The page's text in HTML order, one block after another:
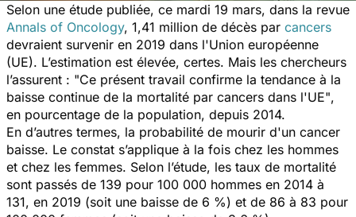
Selon une étude publiée, ce mardi 19 mars, dans la revue
Annals of Oncology, 1,41 million de décès par cancers
devraient survenir en 2019 dans l'Union européenne
(UE). L’estimation est élevée, certes. Mais les chercheurs
l’assurent : "Ce présent travail confirme la tendance à la
baisse continue de la mortalité par cancers dans l'UE",
en pourcentage de la population, depuis 2014.
En d’autres termes, la probabilité de mourir d'un cancer
baisse. Le constat s’applique à la fois chez les hommes
et chez les femmes. Selon l’étude, les taux de mortalité
sont passés de 139 pour 100 000 hommes en 2014 à
131, en 2019 (soit une baisse de 6 %) et de 86 à 83 pour